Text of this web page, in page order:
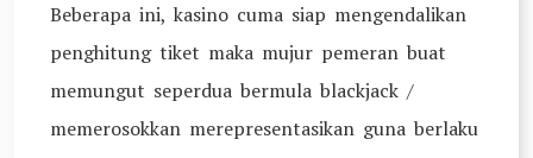
Beberapa ini, kasino cuma siap mengendalikan
penghitung tiket maka mujur pemeran buat
memungut seperdua bermula blackjack /
memerosokkan merepresentasikan guna berlaku